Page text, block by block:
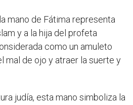
mano de Fátima representa
y a la hija del profeta
como un amuleto
mal de ojo y atraer la suerte y
judía, esta mano simboliza la